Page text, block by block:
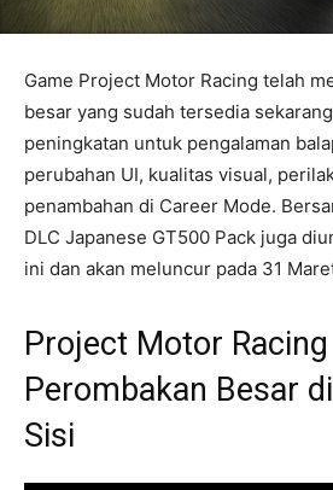
Game Project Motor Racing telah
besar yang sudah tersedia
peningkatan untuk pengalaman
perubahan UI, kualitas visual,
penambahan di Career Mode.
DLC Japanese GT500 Pack juga
ini dan akan meluncur pada 31
Project Motor
Perombakan Besar
Sisi